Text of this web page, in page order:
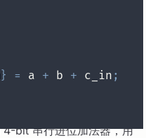
} = a + b + c_in ;
4-bit 串行进位加法器，用